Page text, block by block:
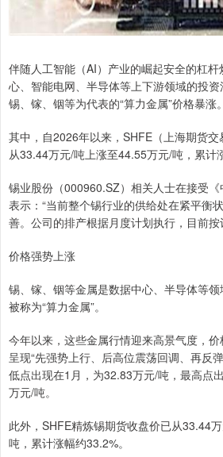
伴随人工智能（AI）产业的崛起安全的杠
心、智能电网、半导体等上下游领域的投
锡、镓、铟等为代表的“算力金属”价格暴涨。
其中，自2026年以来，SHFE（上海期货
从33.44万元/吨上涨至44.55万元/吨，累计
锡业股份（000960.SZ）相关人士在接受
表示：“当前整个锡行业的供给处在紧平衡
善。公司的排产根据月度计划执行，目前按
价格强势上涨
锡、镓、铟等金属是数据中心、半导体等领
被称为“算力金属”。
今年以来，这些金属行情迎来高景气度，
呈现“先强势上行、后高位震荡回调、再反
低点出现在1月，为32.83万元/吨，最高点
万元/吨。
此外，SHFE精炼锡期货收盘价已从33.44
吨，累计涨幅约33.2%。